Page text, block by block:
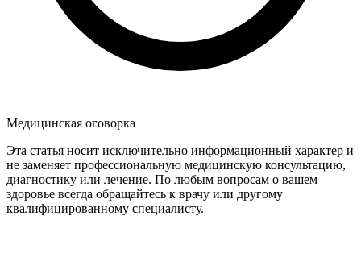
Медицинская оговорка
Эта статья носит исключительно информационный характер и
не заменяет профессиональную медицинскую консультацию,
диагностику или лечение. По любым вопросам о вашем
здоровье всегда обращайтесь к врачу или другому
квалифицированному специалисту.